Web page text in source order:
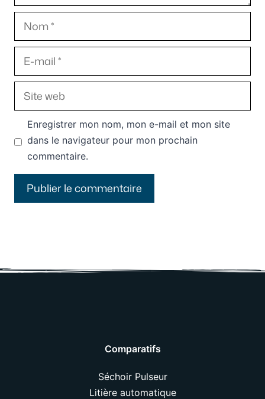
Nom
E-
mail
Site
web
Enregistrer mon nom, mon e-mail et mon site
dans le navigateur pour mon prochain
commentaire.
Comparatifs
Séchoir Pulseur
Litière automatique